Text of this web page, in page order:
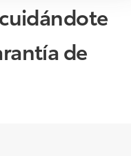
de